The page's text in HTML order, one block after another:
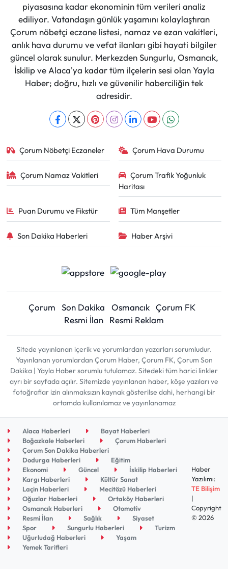
piyasasına kadar ekonominin tüm verileri analiz
ediliyor. Vatandaşın günlük yaşamını kolaylaştıran
Çorum nöbetçi eczane listesi, namaz ve ezan vakitleri,
anlık hava durumu ve vefat ilanları gibi hayati bilgiler
güncel olarak sunulur. Merkezden Sungurlu, Osmancık,
İskilip ve Alaca'ya kadar tüm ilçelerin sesi olan Yayla
Haber; doğru, hızlı ve güvenilir haberciliğin tek
adresidir.
Çorum Nöbetçi Eczaneler Çorum Hava Durumu
Çorum Namaz Vakitleri
Çorum Trafik Yoğunluk
Haritası
Puan Durumu ve Fikstür Tüm Manşetler
Son Dakika Haberleri Haber Arşivi
Çorum Son Dakika Osmancık Çorum FK
Resmi İlan
Resmi Reklam
Sitede yayınlanan içerik ve yorumlardan yazarları sorumludur.
Yayınlanan yorumlardan Çorum Haber, Çorum FK, Çorum Son
Dakika | Yayla Haber sorumlu tutulamaz. Sitedeki tüm harici linkler
ayrı bir sayfada açılır. Sitemizde yayınlanan haber, köşe yazıları ve
fotoğraflar izin alınmaksızın kaynak gösterilse dahi, herhangi bir
ortamda kullanılamaz ve yayınlanamaz
Alaca Haberleri
Bayat Haberleri
Boğazkale Haberleri
Çorum Haberleri
Çorum Son Dakika Haberleri
Dodurga Haberleri
Eğitim
Ekonomi
Güncel
İskilip Haberleri
Kargı Haberleri
Kültür Sanat
Laçin Haberleri
Mecitözü Haberleri
Oğuzlar Haberleri
Ortaköy Haberleri
Osmancık Haberleri
Otomotiv
Resmi İlan
Sağlık
Siyaset
Spor
Sungurlu Haberleri
Turizm
Uğurludağ Haberleri
Yaşam
Yemek Tarifleri
Haber
Yazılımı:
TE Bilişim
|
Copyright
© 2026